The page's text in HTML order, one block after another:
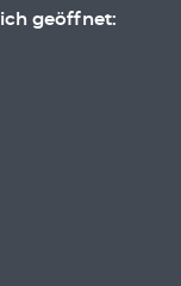
geöffnet: